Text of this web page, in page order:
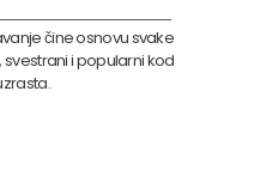
čine osnovu svake
svestrani i popularni kod